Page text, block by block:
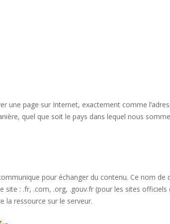
une page sur Internet, exactement comme
quel que soit le pays dans lequel nous
pour échanger du contenu. Ce nom
site : .fr, .com, .org, .gouv.fr (pour les sites
la ressource sur le serveur.